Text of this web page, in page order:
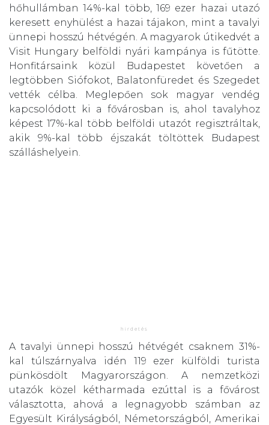
hőhullámban 14%-kal több, 169 ezer hazai utazó
keresett enyhülést a hazai tájakon, mint a tavalyi
ünnepi hosszú hétvégén. A magyarok útikedvét a
Visit Hungary belföldi nyári kampánya is fűtötte.
Honfitársaink közül Budapestet követően a
legtöbben Siófokot, Balatonfüredet és Szegedet
vették célba. Meglepően sok magyar vendég
kapcsolódott ki a fővárosban is, ahol tavalyhoz
képest 17%-kal több belföldi utazót regisztráltak,
akik 9%-kal több éjszakát töltöttek Budapest
szálláshelyein.
A tavalyi ünnepi hosszú hétvégét csaknem 31%-
kal túlszárnyalva idén 119 ezer külföldi turista
pünkösdölt Magyarországon. A nemzetközi
utazók közel kétharmada ezúttal is a fővárost
választotta, ahová a legnagyobb számban az
Egyesült Királyságból, Németországból, Amerikai